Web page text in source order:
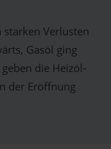
Verlusten
Gasöl ging
die Heizöl-
der Eröffnung